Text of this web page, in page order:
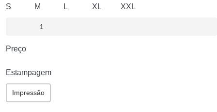
S M L XL XXL
Preço
Estampagem
Impressão